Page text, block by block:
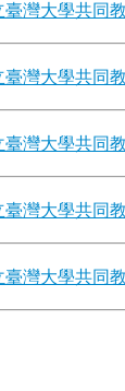
臺灣大學共同
臺灣大學共同
臺灣大學共同
臺灣大學共同
臺灣大學共同